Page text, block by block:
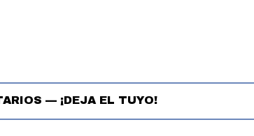
— ¡DEJA EL TUYO!